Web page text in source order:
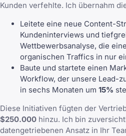
Kunden verfehlte. Ich übernahm
Leitete eine neue Content-
Kundeninterviews und
Wettbewerbsanalyse, die
organischen Traffics in nur
Baute und startete einen
Workflow, der unsere Lead-
in sechs Monaten um 15%
Diese Initiativen fügten der
$250.000 hinzu. Ich bin
datengetriebenen Ansatz in Ihr